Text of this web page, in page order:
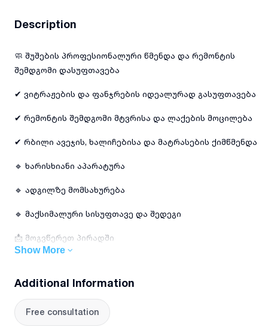
Description
🧼 შუშების პროფესიონალური წმენდა და რემონტის
შემდგომი დასუფთავება
✔ ვიტრაჟების და ფანჯრების იდეალურად გასუფთავება
✔ რემონტის შემდგომი მტვრისა და ლაქების მოცილება
✔ რბილი ავეჯის, ხალიჩებისა და მატრასების ქიმწმენდა
🔹 ხარისხიანი აპარატურა
🔹 ადგილზე მომსახურება
🔹 მაქსიმალური სისუფთავე და შედეგი
📩 მოგვწერეთ პირადში
Show More
Additional Information
Free consultation